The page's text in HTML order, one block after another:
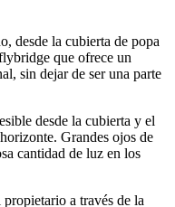
desde la cubierta de popa
que ofrece un
sin dejar de ser una parte
desde la cubierta y el
Grandes ojos de
cantidad de luz en los
a través de la